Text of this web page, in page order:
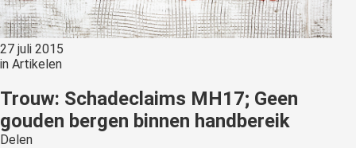
27 juli 2015
in Artikelen
Trouw: Schadeclaims MH17; Geen
gouden bergen binnen handbereik
Delen